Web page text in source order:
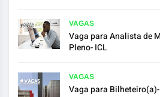
VAGAS
Vaga para Analista de
Pleno- ICL
VAGAS
Vaga para